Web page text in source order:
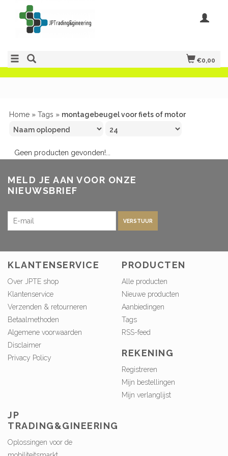
€0,00
Home » Tags » montagebeugel voor fiets of motor
Geen producten gevonden!...
MELD JE AAN VOOR ONZE
NIEUWSBRIEF
VERSTUUR
KLANTENSERVICE
Over JPTE shop
Klantenservice
Verzenden & retourneren
Betaalmethoden
Algemene voorwaarden
Disclaimer
Privacy Policy
PRODUCTEN
Alle producten
Nieuwe producten
Aanbiedingen
Tags
RSS-feed
REKENING
Registreren
Mijn bestellingen
Mijn verlanglijst
JP
TRADING&GINEERING
Oplossingen voor de